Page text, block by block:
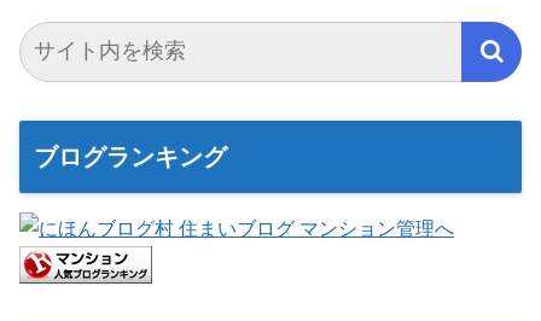
ブログランキング